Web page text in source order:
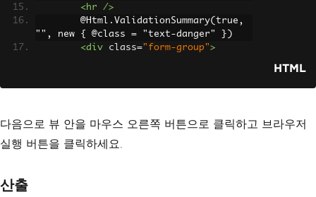
<hr
/>
"", new { @class = "text-danger" })
<div
class="form-group">
lass = "control-label col-md-2" })
=> model.FileName, new { htmlAttribute
s = new { @class = "form-control" } })
HTML
다음으로 뷰 안을 마우스 오른쪽 버튼으로 클릭하고 브라우저
실행 버튼을 클릭하세요.
산출